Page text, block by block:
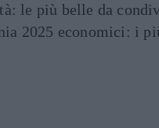
le più belle da
2025 economici: i